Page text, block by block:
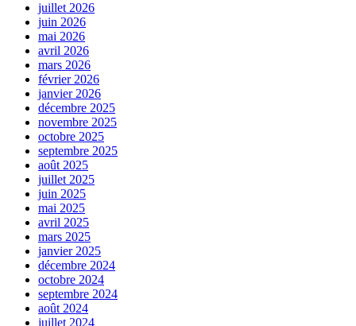
juillet 2026
juin 2026
mai 2026
avril 2026
mars 2026
février 2026
janvier 2026
décembre 2025
novembre 2025
octobre 2025
septembre 2025
août 2025
juillet 2025
juin 2025
mai 2025
avril 2025
mars 2025
janvier 2025
décembre 2024
octobre 2024
septembre 2024
août 2024
juillet 2024